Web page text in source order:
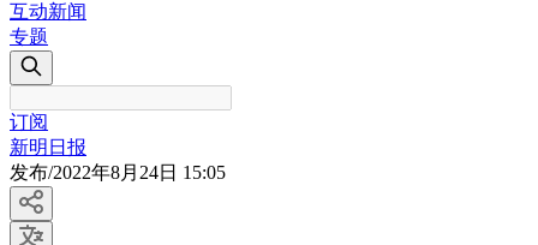
互动新闻
专题
订阅
新明日报
发布/2022年8月24日 15:05